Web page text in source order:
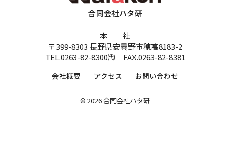
合同会社ハタ研
本 社
〒399-8303 長野県安曇野市穂高8183-2
TEL.0263-82-8300㈹ FAX.0263-82-8381
会社概要 アクセス お問い合わせ
© 2026 合同会社ハタ研